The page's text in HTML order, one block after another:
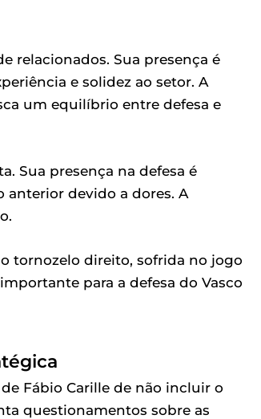
relacionados. Sua presença é
e solidez ao setor. A
um equilíbrio entre defesa e
Sua presença na defesa é
devido a dores. A
tornozelo direito, sofrida no jogo
para a defesa do Vasco
Fábio Carille de não incluir o
questionamentos sobre as